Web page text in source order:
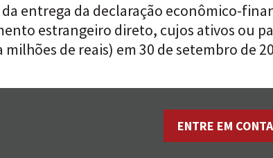
entrega da declaração econômico-
estrangeiro direto, cujos ativos ou
de reais) em 30 de setembro de
ENTRE EM